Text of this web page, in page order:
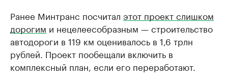
Ранее Минтранс посчитал этот проект слишком
дорогим и нецелеесобразным — строительство
автодороги в 119 км оценивалось в 1,6 трлн
рублей. Проект пообещали включить в
комплексный план, если его переработают.